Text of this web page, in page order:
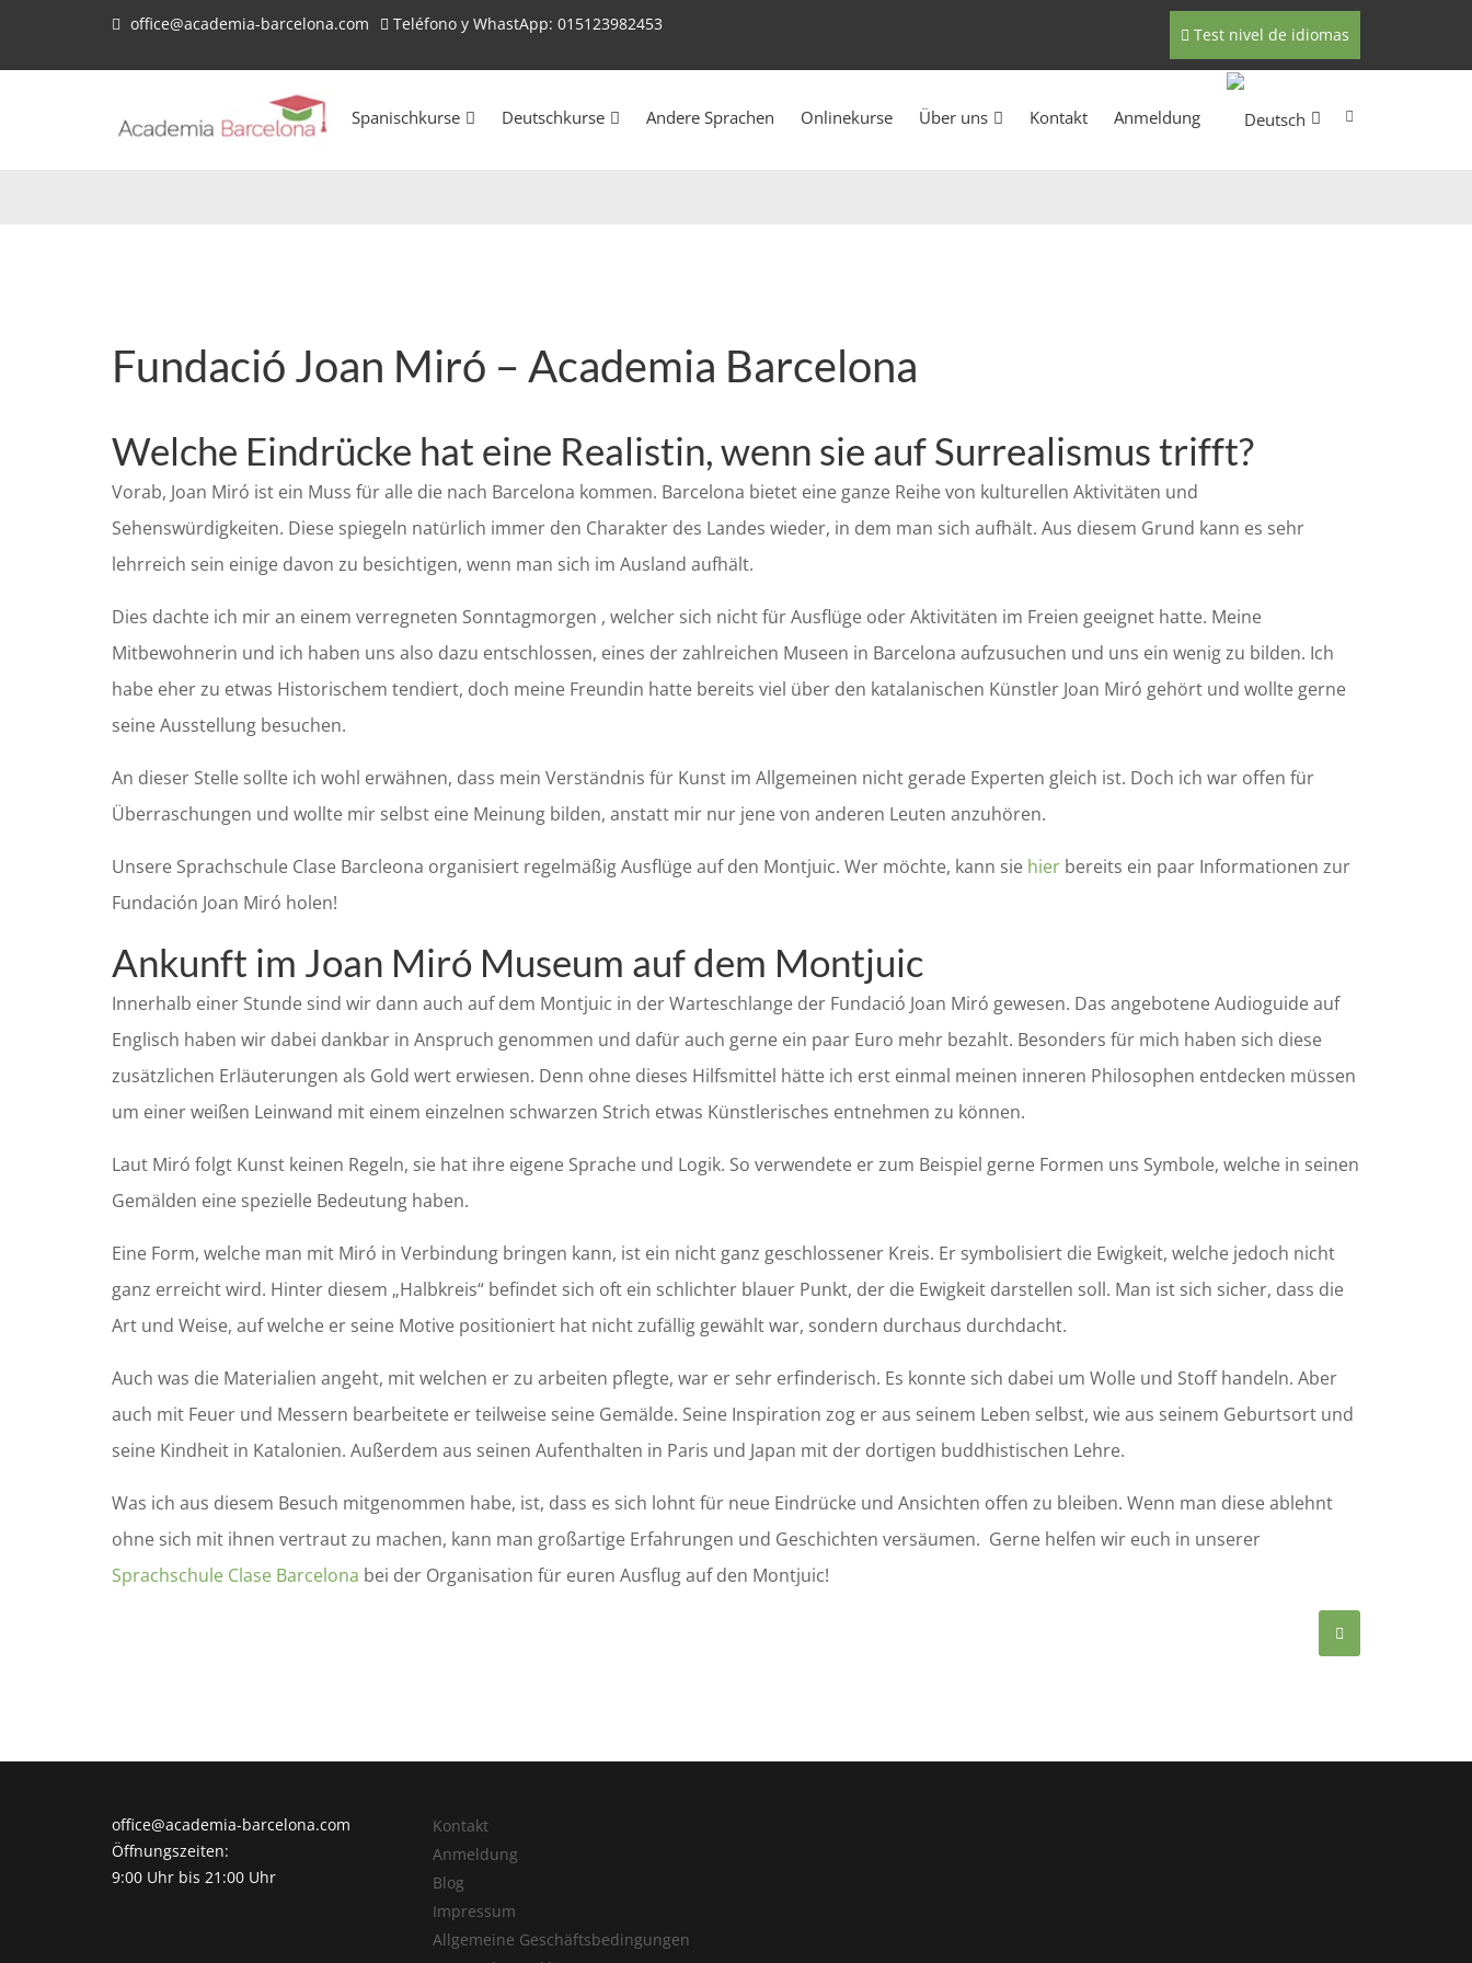
office@academia-barcelona.com Teléfono y WhastApp: 015123982453
Test nivel de idiomas
Spanischkurse Deutschkurse Andere Sprachen Onlinekurse Über uns Kontakt Anmeldung
Fundació Joan Miró – Academia Barcelona
Welche Eindrücke hat eine Realistin, wenn sie auf Surrealismus trifft?
Vorab, Joan Miró ist ein Muss für alle die nach Barcelona kommen. Barcelona bietet eine ganze Reihe von kulturellen Aktivitäten und
Sehenswürdigkeiten. Diese spiegeln natürlich immer den Charakter des Landes wieder, in dem man sich aufhält. Aus diesem Grund kann es sehr
lehrreich sein einige davon zu besichtigen, wenn man sich im Ausland aufhält.
Dies dachte ich mir an einem verregneten Sonntagmorgen , welcher sich nicht für Ausflüge oder Aktivitäten im Freien geeignet hatte. Meine
Mitbewohnerin und ich haben uns also dazu entschlossen, eines der zahlreichen Museen in Barcelona aufzusuchen und uns ein wenig zu bilden. Ich
habe eher zu etwas Historischem tendiert, doch meine Freundin hatte bereits viel über den katalanischen Künstler Joan Miró gehört und wollte gerne
seine Ausstellung besuchen.
An dieser Stelle sollte ich wohl erwähnen, dass mein Verständnis für Kunst im Allgemeinen nicht gerade Experten gleich ist. Doch ich war offen für
Überraschungen und wollte mir selbst eine Meinung bilden, anstatt mir nur jene von anderen Leuten anzuhören.
Unsere Sprachschule Clase Barcleona organisiert regelmäßig Ausflüge auf den Montjuic. Wer möchte, kann sie hier bereits ein paar Informationen zur
Fundación Joan Miró holen!
Ankunft im Joan Miró Museum auf dem Montjuic
Innerhalb einer Stunde sind wir dann auch auf dem Montjuic in der Warteschlange der Fundació Joan Miró gewesen. Das angebotene Audioguide auf
Englisch haben wir dabei dankbar in Anspruch genommen und dafür auch gerne ein paar Euro mehr bezahlt. Besonders für mich haben sich diese
zusätzlichen Erläuterungen als Gold wert erwiesen. Denn ohne dieses Hilfsmittel hätte ich erst einmal meinen inneren Philosophen entdecken müssen
um einer weißen Leinwand mit einem einzelnen schwarzen Strich etwas Künstlerisches entnehmen zu können.
Laut Miró folgt Kunst keinen Regeln, sie hat ihre eigene Sprache und Logik. So verwendete er zum Beispiel gerne Formen uns Symbole, welche in seinen
Gemälden eine spezielle Bedeutung haben.
Eine Form, welche man mit Miró in Verbindung bringen kann, ist ein nicht ganz geschlossener Kreis. Er symbolisiert die Ewigkeit, welche jedoch nicht
ganz erreicht wird. Hinter diesem „Halbkreis“ befindet sich oft ein schlichter blauer Punkt, der die Ewigkeit darstellen soll. Man ist sich sicher, dass die
Art und Weise, auf welche er seine Motive positioniert hat nicht zufällig gewählt war, sondern durchaus durchdacht.
Auch was die Materialien angeht, mit welchen er zu arbeiten pflegte, war er sehr erfinderisch. Es konnte sich dabei um Wolle und Stoff handeln. Aber
auch mit Feuer und Messern bearbeitete er teilweise seine Gemälde. Seine Inspiration zog er aus seinem Leben selbst, wie aus seinem Geburtsort und
seine Kindheit in Katalonien. Außerdem aus seinen Aufenthalten in Paris und Japan mit der dortigen buddhistischen Lehre.
Was ich aus diesem Besuch mitgenommen habe, ist, dass es sich lohnt für neue Eindrücke und Ansichten offen zu bleiben. Wenn man diese ablehnt
ohne sich mit ihnen vertraut zu machen, kann man großartige Erfahrungen und Geschichten versäumen. Gerne helfen wir euch in unserer
Sprachschule Clase Barcelona bei der Organisation für euren Ausflug auf den Montjuic!
office@academia-barcelona.com
Öffnungszeiten:
9:00 Uhr bis 21:00 Uhr
Kontakt
Anmeldung
Blog
Impressum
Allgemeine Geschäftsbedingungen